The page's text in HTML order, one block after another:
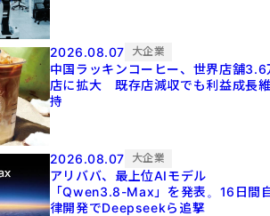
2026.08.07 大企業
中国ラッキンコーヒー、世界店舗3.6
店に拡大 既存店減収でも利益成長
持
2026.08.07 大企業
アリババ、最上位AIモデル
「Qwen3.8-Max」を発表。16日間
律開発でDeepseekら追撃